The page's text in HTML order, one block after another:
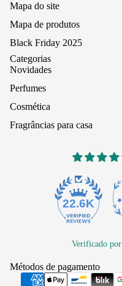
Mapa do site
Mapa de produtos
Black Friday 2025
Categorias
Novidades
Perfumes
Cosmética
Fragrâncias para casa
22.6K
Verificado por
Métodos de pagamento